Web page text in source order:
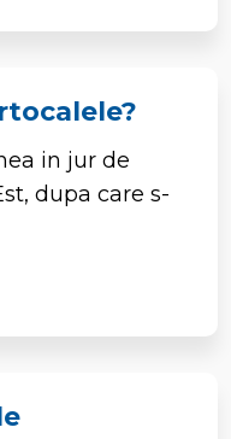
in jur de
dupa care s-